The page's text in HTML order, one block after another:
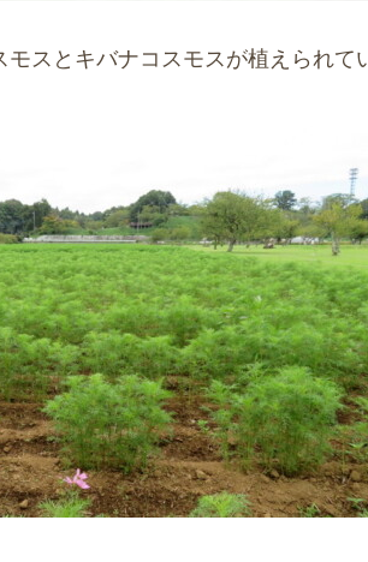
スとキバナコスモスが植えられて